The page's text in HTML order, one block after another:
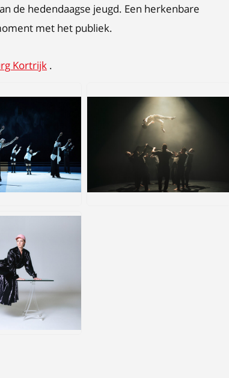
de hedendaagse jeugd. Een herkenbare
met het publiek.
Kortrijk .
JPG